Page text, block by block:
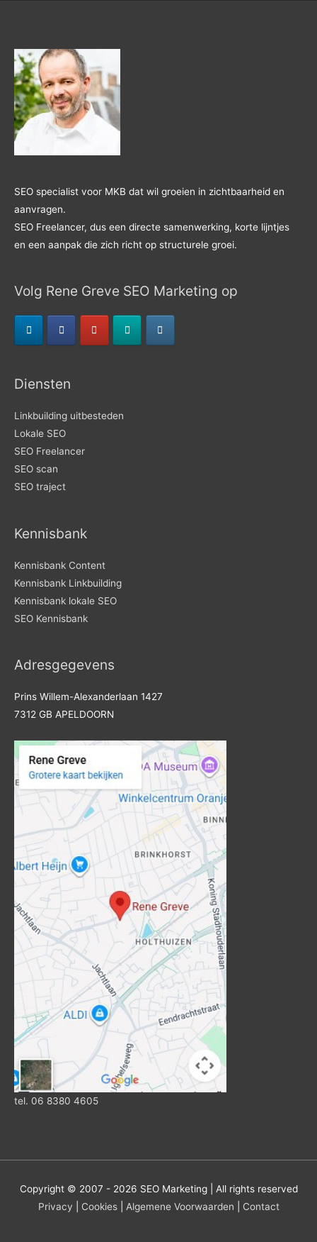
SEO specialist voor MKB dat wil groeien in zichtbaarheid en
aanvragen.
SEO Freelancer, dus een directe samenwerking, korte lijntjes
en een aanpak die zich richt op structurele groei.
Volg Rene Greve SEO Marketing op
Diensten
Linkbuilding uitbesteden
Lokale SEO
SEO Freelancer
SEO scan
SEO traject
Kennisbank
Kennisbank Content
Kennisbank Linkbuilding
Kennisbank lokale SEO
SEO Kennisbank
Adresgegevens
Prins Willem-Alexanderlaan 1427
7312 GB APELDOORN
tel. 06 8380 4605
Copyright © 2007 - 2026 SEO Marketing| All rights reserved
Privacy
Cookies| Algemene Voorwaarden Contact